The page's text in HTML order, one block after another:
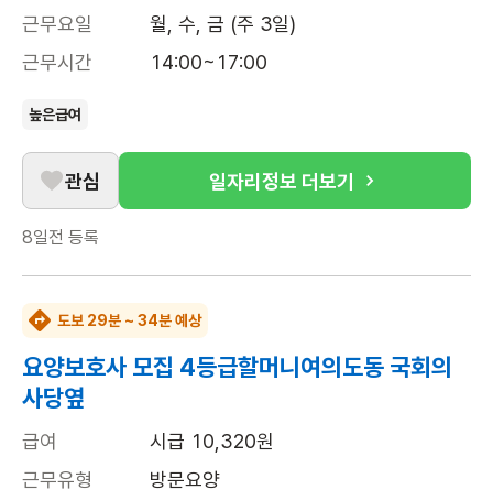
근무요일
월, 수, 금 (주 3일)
근무시간
14:00~17:00
높은급여
관심 일자리정보 더보기
8일전 등록
도보 29분 ~ 34분 예상
요양보호사 모집 4등급할머니여의도동 국회의
사당옆
급여
시급 10,320원
근무유형
방문요양